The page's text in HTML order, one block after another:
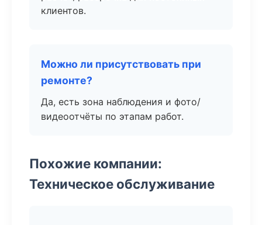
клиентов.
Можно ли присутствовать при
ремонте?
Да, есть зона наблюдения и фото/
видеоотчёты по этапам работ.
Похожие компании:
Техническое обслуживание